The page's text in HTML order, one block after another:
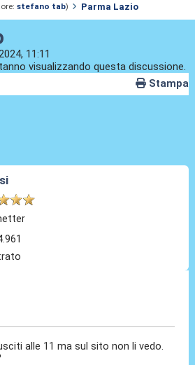
stefano tab) Parma Lazio
11:11
visualizzando questa discussione.
Stampa
alle 11 ma sul sito non li vedo.